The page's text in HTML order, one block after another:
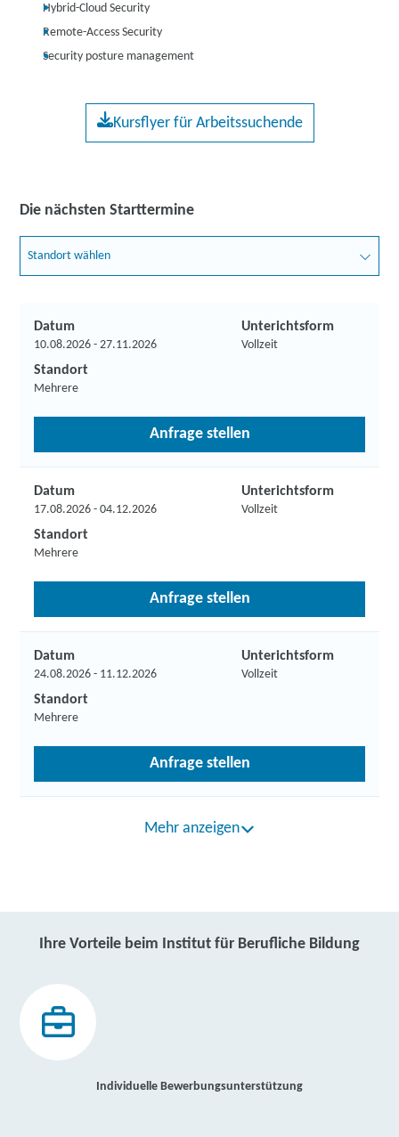
Hybrid-Cloud Security
Remote-Access Security
Security posture management
Kursflyer für Arbeitssuchende
Die nächsten Starttermine
Standort wählen
Datum
10.08.2026 - 27.11.2026
Unterichtsform
Vollzeit
Standort
Mehrere
Anfrage stellen
Datum
17.08.2026 - 04.12.2026
Unterichtsform
Vollzeit
Standort
Mehrere
Anfrage stellen
Datum
24.08.2026 - 11.12.2026
Unterichtsform
Vollzeit
Standort
Mehrere
Anfrage stellen
Mehr anzeigen
Ihre Vorteile beim Institut für Berufliche Bildung
Individuelle Bewerbungsunterstützung